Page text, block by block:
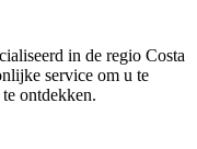
in de regio Costa
service om u te
ontdekken.